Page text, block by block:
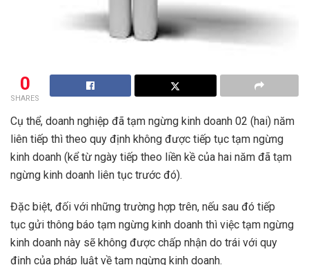
0
SHARES
Cụ thể, doanh nghiệp đã tạm ngừng kinh doanh 02 (hai) năm
liên tiếp thì theo quy định không được tiếp tục tạm ngừng
kinh doanh (kể từ ngày tiếp theo liền kề của hai năm đã tạm
ngừng kinh doanh liên tục trước đó).
Đặc biệt, đối với những trường hợp trên, nếu sau đó tiếp
tục gửi thông báo tạm ngừng kinh doanh thì việc tạm ngừng
kinh doanh này sẽ không được chấp nhận do trái với quy
định của pháp luật về tạm ngừng kinh doanh.